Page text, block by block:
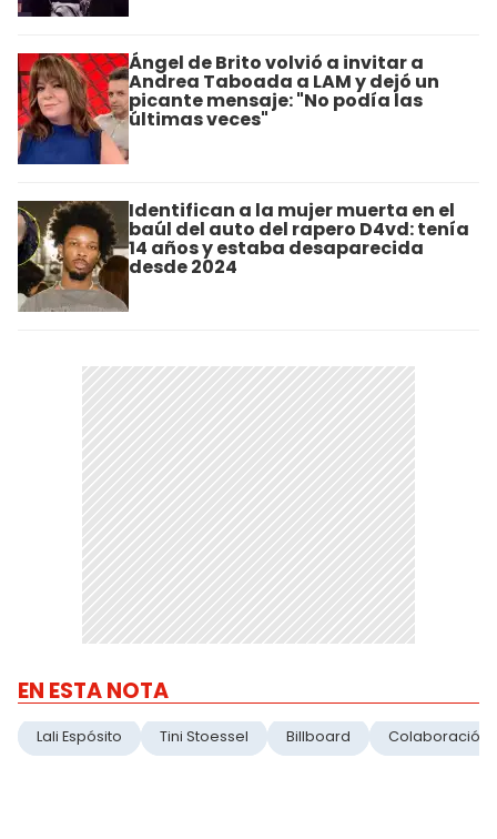
Ángel de Brito volvió a invitar a
Andrea Taboada a LAM y dejó un
picante mensaje: "No podía las
últimas veces"
Identifican a la mujer muerta en el
baúl del auto del rapero D4vd: tenía
14 años y estaba desaparecida
desde 2024
EN ESTA NOTA
Lali Espósito Tini Stoessel Billboard Colaboración